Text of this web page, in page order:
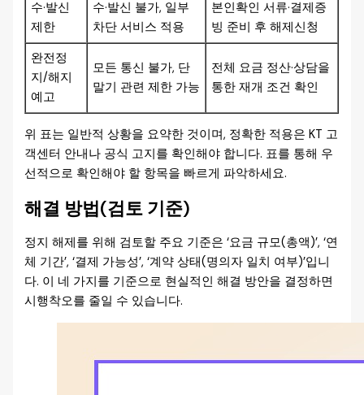
수·발신
제한
수·발신 불가, 일부
차단 서비스 적용
본인확인 서류·결제증
빙 준비 후 해제신청
완전정
지/해지
예고
모든 통신 불가, 단
말기 관련 제한 가능
전체 요금 정산·상담을
통한 재개 조건 확인
위 표는 일반적 상황을 요약한 것이며, 정확한 적용은 KT 고
객센터 안내나 공식 고지를 확인해야 합니다. 표를 통해 우
선적으로 확인해야 할 항목을 빠르게 파악하세요.
해결 방법(검토 기준)
정지 해제를 위해 검토할 주요 기준은 ‘요금 규모(총액)’, ‘연
체 기간’, ‘결제 가능성’, ‘계약 상태(명의자 일치 여부)’입니
다. 이 네 가지를 기준으로 현실적인 해결 방안을 결정하면
시행착오를 줄일 수 있습니다.